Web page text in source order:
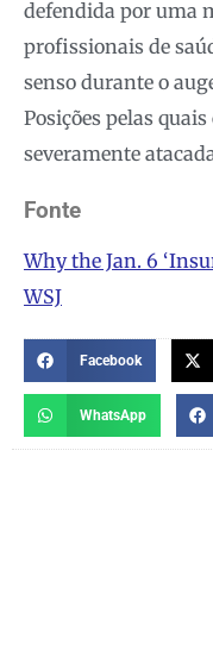
defendida por uma
profissionais de
senso durante o
Posições pelas
severamente
Fonte
Why the Jan. 6
WSJ
Facebook
WhatsApp